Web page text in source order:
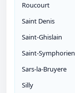
Roucourt
Saint Denis
Saint-Ghislain
Saint-Symphorien
Sars-la-Bruyere
Silly